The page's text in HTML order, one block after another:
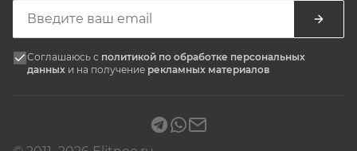
Соглашаюсь с политикой по обработке персональных
данных и на получение рекламных материалов